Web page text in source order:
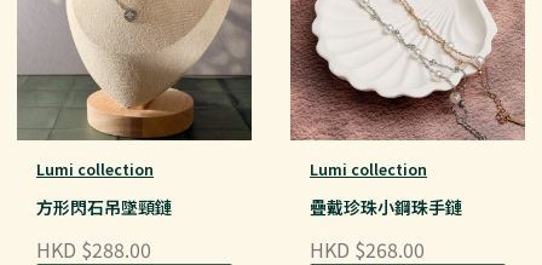
Lumi collection
方形閃石吊墜頸鏈
HKD $288.00
Lumi collection
疊戴珍珠小鋼珠手鏈
HKD $268.00